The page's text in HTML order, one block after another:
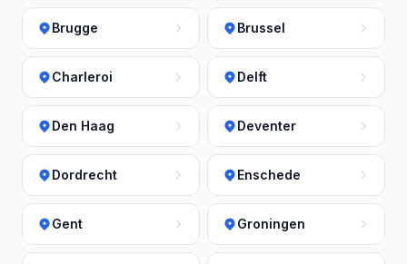
Brugge Brussel
Charleroi Delft
Den Haag Deventer
Dordrecht Enschede
Gent Groningen